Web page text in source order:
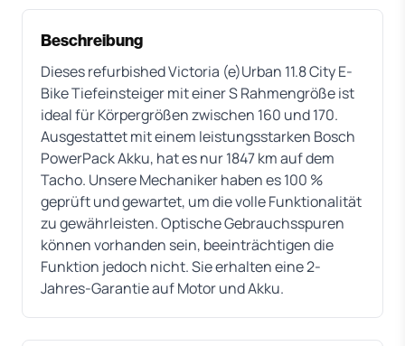
Beschreibung
Dieses refurbished Victoria (e)Urban 11.8 City E-
Bike Tiefeinsteiger mit einer S Rahmengröße ist
ideal für Körpergrößen zwischen 160 und 170.
Ausgestattet mit einem leistungsstarken Bosch
PowerPack Akku, hat es nur 1847 km auf dem
Tacho. Unsere Mechaniker haben es 100 %
geprüft und gewartet, um die volle Funktionalität
zu gewährleisten. Optische Gebrauchsspuren
können vorhanden sein, beeinträchtigen die
Funktion jedoch nicht. Sie erhalten eine 2-
Jahres-Garantie auf Motor und Akku.